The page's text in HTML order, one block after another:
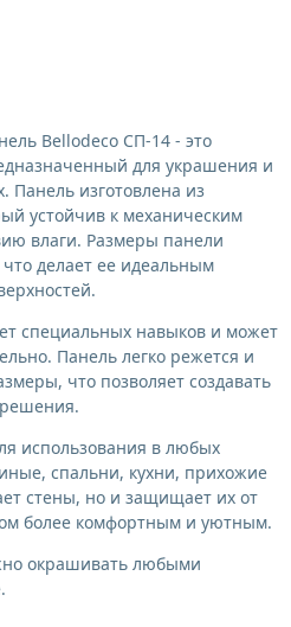
Bellodeco СП-14 - это
для украшения и
изготовлена из
устойчив к механическим
влаги. Размеры панели
делает ее идеальным
специальных навыков и может
Панель легко режется и
что позволяет создавать
использования в любых
спальни, кухни, прихожие
стены, но и защищает их от
более комфортным и уютным.
окрашивать любыми